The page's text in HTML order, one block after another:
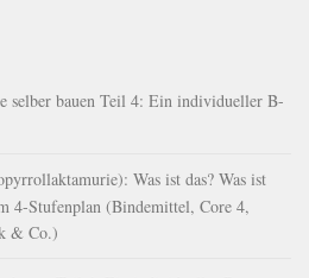
selber bauen Teil 4: Ein individueller B-
Was ist das? Was ist
4-Stufenplan (Bindemittel, Core 4,
& Co.)